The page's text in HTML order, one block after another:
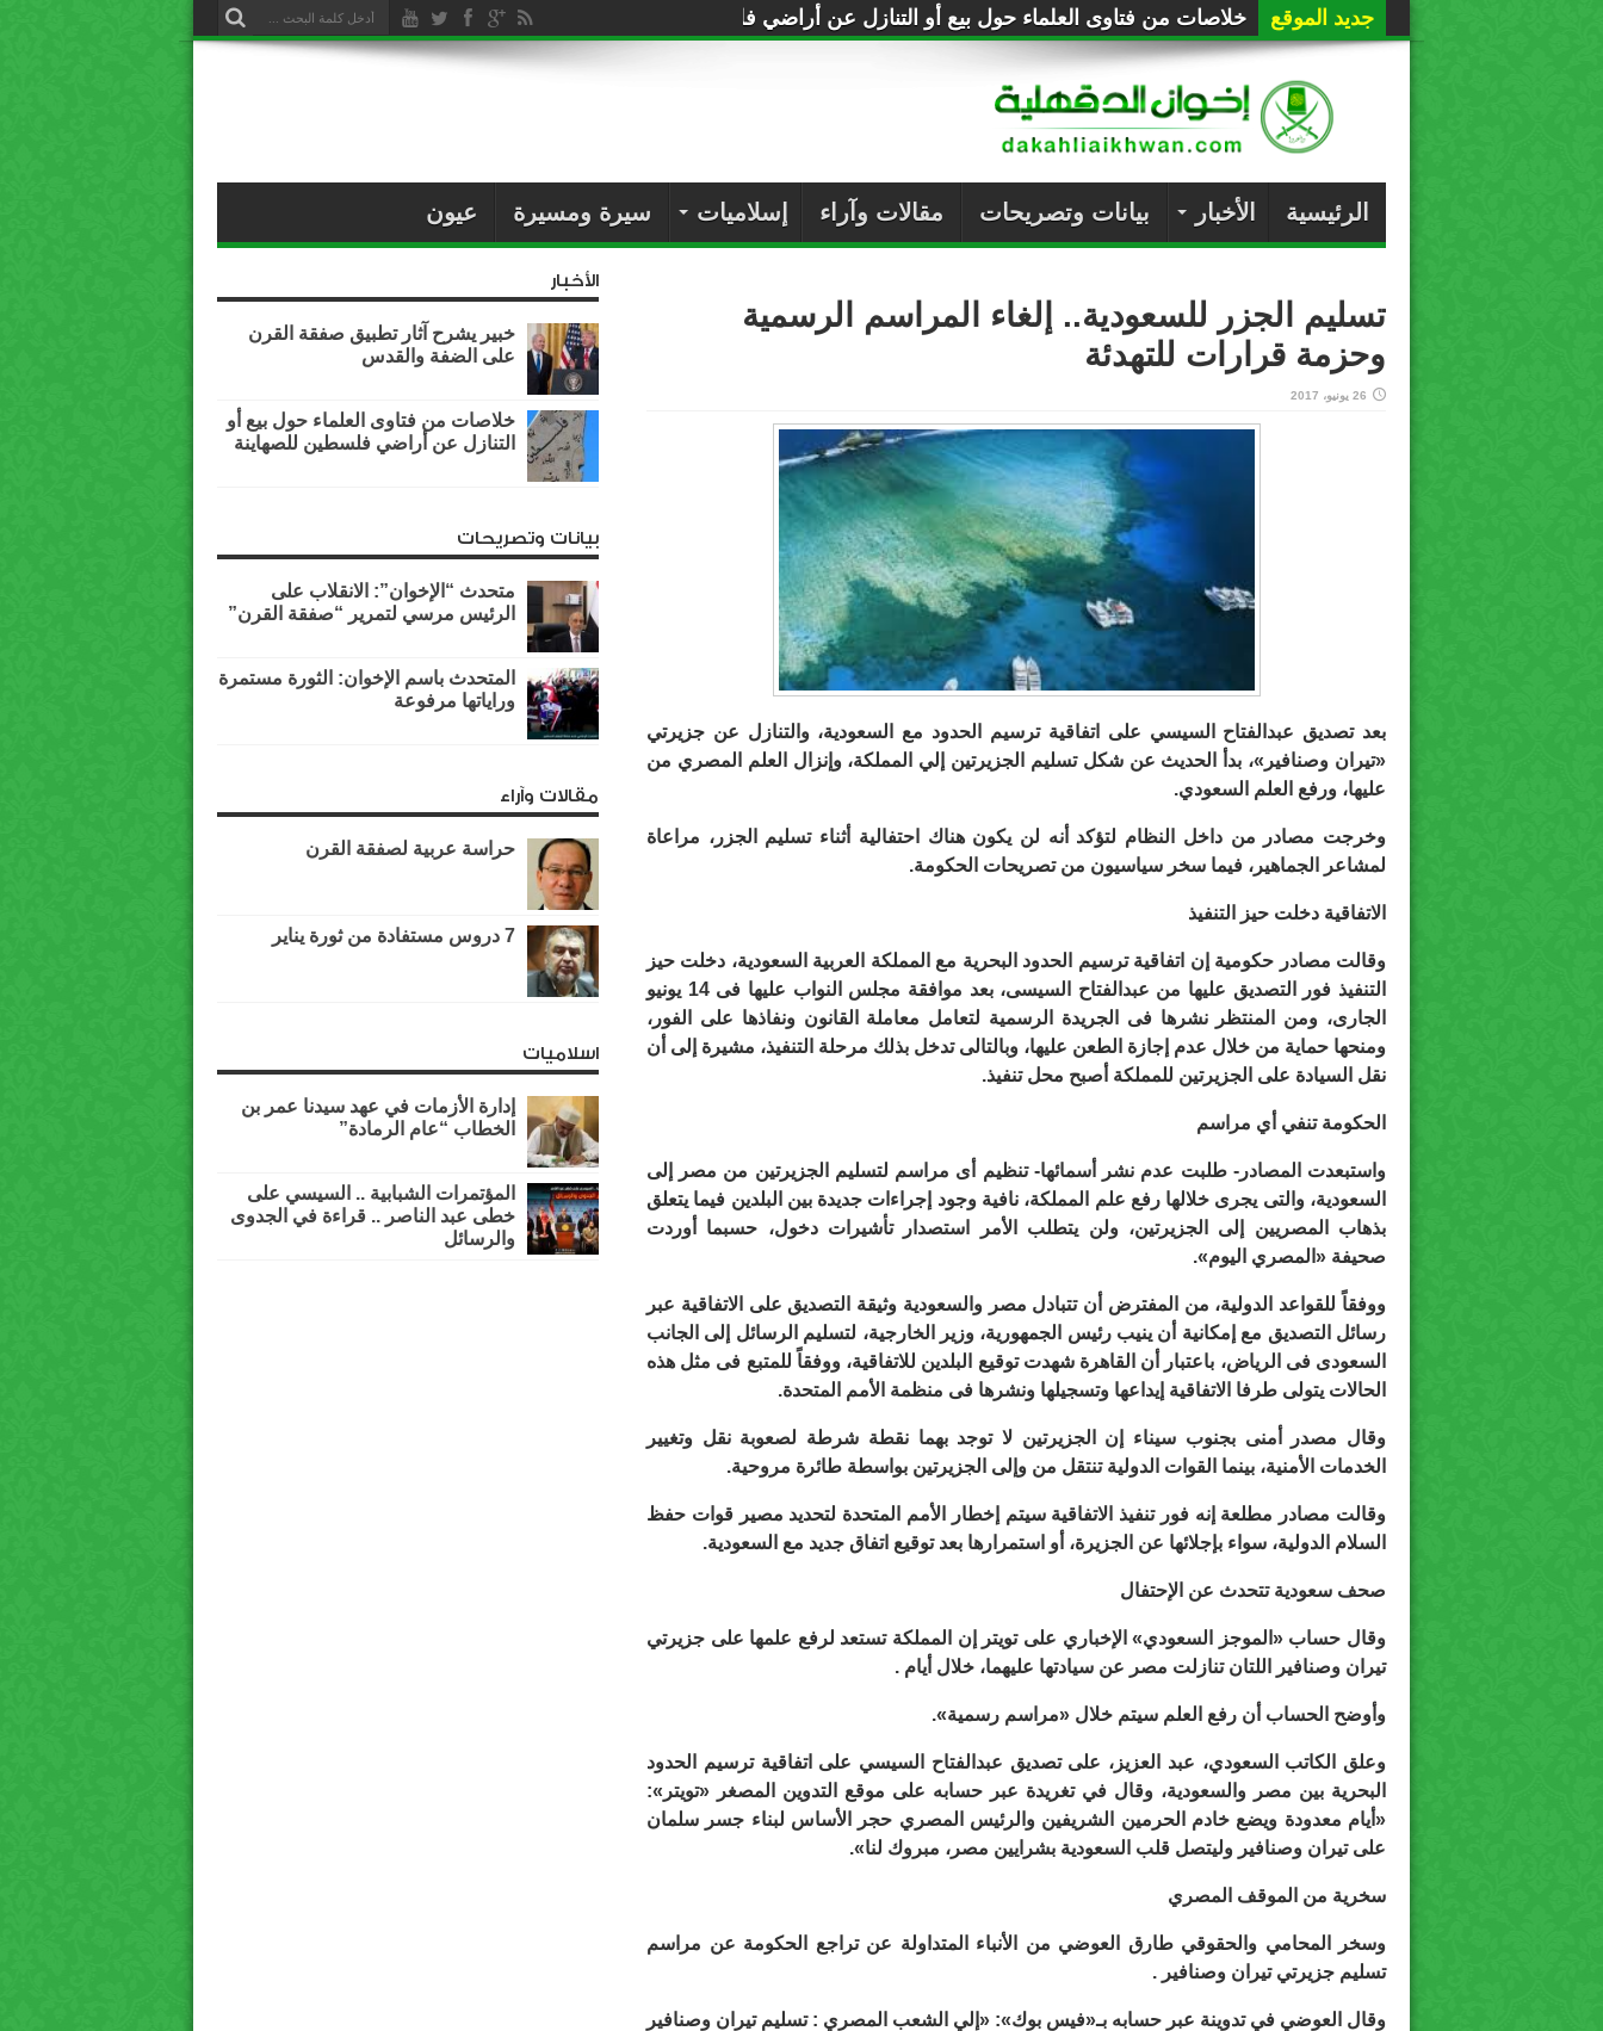
جديد الموقع خلاصات من فتاوى العلماء حول بيع أو التنازل عن أراضي فلسطين للصهاينة
الرئيسية الأخبار بيانات وتصريحات مقالات وآراء إسلاميات سيرة ومسيرة عيون
تسليم الجزر للسعودية.. إلغاء المراسم الرسمية
وحزمة قرارات للتهدئة
26 يونيو، 2017
بعد تصديق عبدالفتاح السيسي على اتفاقية ترسيم الحدود مع السعودية، والتنازل عن جزيرتي
«تيران وصنافير»، بدأ الحديث عن شكل تسليم الجزيرتين إلي المملكة، وإنزال العلم المصري من
عليها، ورفع العلم السعودي.
وخرجت مصادر من داخل النظام لتؤكد أنه لن يكون هناك احتفالية أثناء تسليم الجزر، مراعاة
لمشاعر الجماهير، فيما سخر سياسيون من تصريحات الحكومة.
الاتفاقية دخلت حيز التنفيذ
وقالت مصادر حكومية إن اتفاقية ترسيم الحدود البحرية مع المملكة العربية السعودية، دخلت حيز
التنفيذ فور التصديق عليها من عبدالفتاح السيسى، بعد موافقة مجلس النواب عليها فى 14 يونيو
الجارى، ومن المنتظر نشرها فى الجريدة الرسمية لتعامل معاملة القانون ونفاذها على الفور،
ومنحها حماية من خلال عدم إجازة الطعن عليها، وبالتالى تدخل بذلك مرحلة التنفيذ، مشيرة إلى أن
نقل السيادة على الجزيرتين للمملكة أصبح محل تنفيذ.
الحكومة تنفي أي مراسم
واستبعدت المصادر- طلبت عدم نشر أسمائها- تنظيم أى مراسم لتسليم الجزيرتين من مصر إلى
السعودية، والتى يجرى خلالها رفع علم المملكة، نافية وجود إجراءات جديدة بين البلدين فيما يتعلق
بذهاب المصريين إلى الجزيرتين، ولن يتطلب الأمر استصدار تأشيرات دخول، حسبما أوردت
صحيفة «المصري اليوم».
ووفقاً للقواعد الدولية، من المفترض أن تتبادل مصر والسعودية وثيقة التصديق على الاتفاقية عبر
رسائل التصديق مع إمكانية أن ينيب رئيس الجمهورية، وزير الخارجية، لتسليم الرسائل إلى الجانب
السعودى فى الرياض، باعتبار أن القاهرة شهدت توقيع البلدين للاتفاقية، ووفقاً للمتبع فى مثل هذه
الحالات يتولى طرفا الاتفاقية إيداعها وتسجيلها ونشرها فى منظمة الأمم المتحدة.
وقال مصدر أمنى بجنوب سيناء إن الجزيرتين لا توجد بهما نقطة شرطة لصعوبة نقل وتغيير
الخدمات الأمنية، بينما القوات الدولية تنتقل من وإلى الجزيرتين بواسطة طائرة مروحية.
وقالت مصادر مطلعة إنه فور تنفيذ الاتفاقية سيتم إخطار الأمم المتحدة لتحديد مصير قوات حفظ
السلام الدولية، سواء بإجلائها عن الجزيرة، أو استمرارها بعد توقيع اتفاق جديد مع السعودية.
صحف سعودية تتحدث عن الإحتفال
وقال حساب «الموجز السعودي» الإخباري على تويتر إن المملكة تستعد لرفع علمها على جزيرتي
تيران وصنافير اللتان تنازلت مصر عن سيادتها عليهما، خلال أيام .
وأوضح الحساب أن رفع العلم سيتم خلال «مراسم رسمية».
وعلق الكاتب السعودي، عبد العزيز، على تصديق عبدالفتاح السيسي على اتفاقية ترسيم الحدود
البحرية بين مصر والسعودية، وقال في تغريدة عبر حسابه على موقع التدوين المصغر «تويتر»:
«أيام معدودة ويضع خادم الحرمين الشريفين والرئيس المصري حجر الأساس لبناء جسر سلمان
على تيران وصنافير وليتصل قلب السعودية بشرايين مصر، مبروك لنا».
سخرية من الموقف المصري
وسخر المحامي والحقوقي طارق العوضي من الأنباء المتداولة عن تراجع الحكومة عن مراسم
تسليم جزيرتي تيران وصنافير .
وقال العوضي في تدوينة عبر حسابه بـ«فيس بوك»: «إلي الشعب المصري : تسليم تيران وصنافير
الأخبار
خبير يشرح آثار تطبيق صفقة القرن
على الضفة والقدس
خلاصات من فتاوى العلماء حول بيع أو
التنازل عن أراضي فلسطين للصهاينة
بيانات وتصريحات
متحدث “الإخوان”: الانقلاب على
الرئيس مرسي لتمرير “صفقة القرن”
المتحدث باسم الإخوان: الثورة مستمرة
وراياتها مرفوعة
مقالات وآراء
حراسة عربية لصفقة القرن
7 دروس مستفادة من ثورة يناير
اسلاميات
إدارة الأزمات في عهد سيدنا عمر بن
الخطاب “عام الرمادة”
المؤتمرات الشبابية .. السيسي على
خطى عبد الناصر .. قراءة في الجدوى
والرسائل